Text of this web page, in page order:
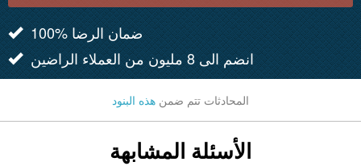
100% ضمان الرضا
انضم الى 8 مليون من العملاء الراضين
المحادثات تتم ضمن هذه البنود
الأسئلة المشابهة